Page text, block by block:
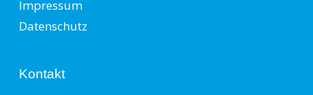
Impressum
Datenschutz
Kontakt